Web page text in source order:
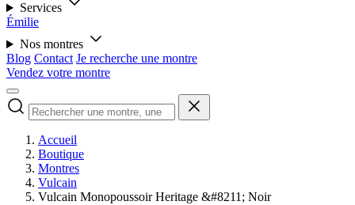
Services
Émilie
Nos montres
Blog Contact Je recherche une montre
Vendez votre montre
Accueil
Boutique
Montres
Vulcain
Vulcain Monopoussoir Heritage &#8211; Noir